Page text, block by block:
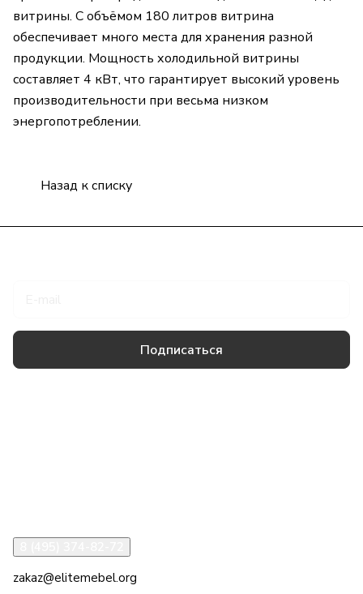
витрины. С объёмом 180 литров витрина
обеспечивает много места для хранения разной
продукции. Мощность холодильной витрины
составляет 4 кВт, что гарантирует высокий уровень
производительности при весьма низком
энергопотреблении.
Назад к списку
Подписаться
zakaz@elitemebel.org